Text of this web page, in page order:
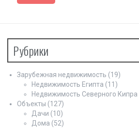
Рубрики
Зарубежная недвижимость (19)
Недвижимость Египта (11)
Недвижимость Северного Кипра
Объекты (127)
Дачи (10)
Дома (52)